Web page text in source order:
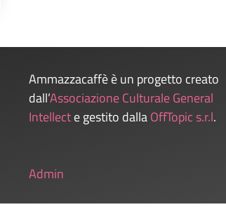
Ammazzacaffè è un progetto creato
dall’Associazione Culturale General
Intellecte gestito dallaOffTopic s.r.l.
Admin